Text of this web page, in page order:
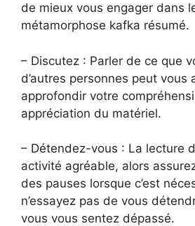
de mieux vous engager dans
métamorphose kafka résumé.
– Discutez : Parler de ce que
d’autres personnes peut vous
approfondir votre
appréciation du matériel.
– Détendez-vous : La lecture
activité agréable, alors
des pauses lorsque c’est
n’essayez pas de vous
vous vous sentez dépassé.